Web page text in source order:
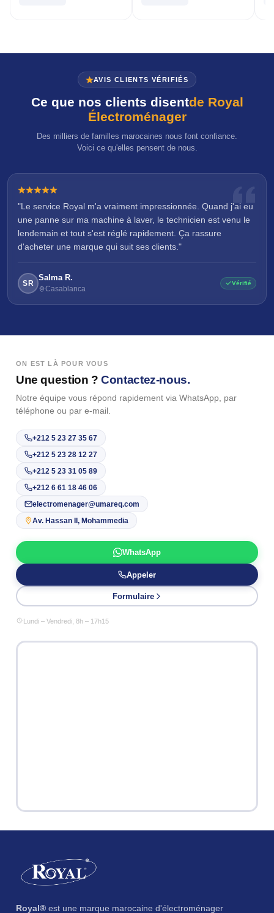
AVIS CLIENTS VÉRIFIÉS
Ce que nos clients disentde Royal
Électroménager
Des milliers de familles marocaines nous font confiance.
Voici ce qu'elles pensent de nous.
"Le service Royal m'a vraiment impressionnée. Quand j'ai eu
une panne sur ma machine à laver, le technicien est venu le
lendemain et tout s'est réglé rapidement. Ça rassure
d'acheter une marque qui suit ses clients."
SR
Salma R.
Casablanca
Vérifié
ON EST LÀ POUR VOUS
Une question ?Contactez-nous.
Notre équipe vous répond rapidement via WhatsApp, par
téléphone ou par e-mail.
+212 5 23 27 35 67
+212 5 23 28 12 27
+212 5 23 31 05 89
+212 6 61 18 46 06
electromenager@umareq.com
Av. Hassan II, Mohammedia
WhatsApp
Appeler
Formulaire
Lundi – Vendredi, 8h – 17h15
Royal® est une marque marocaine d'électroménager